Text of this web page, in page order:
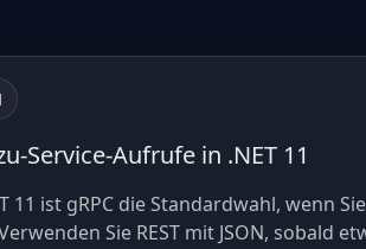
Service-Aufrufe in .NET 11
11 ist gRPC die Standardwahl, wenn
Sie REST mit JSON, sobald